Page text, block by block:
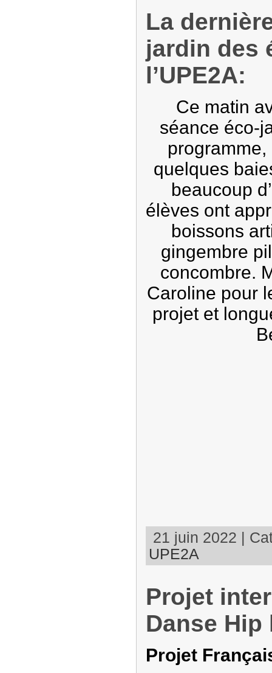
La
jardin des
l’UPE2A:
Ce matin
séance éco-
quelques
beaucoup
élèves ont
boissons
gingembre
concombre.
Caroline pour
projet et
21 juin 2022 |
UPE2A
Projet
Danse
Projet